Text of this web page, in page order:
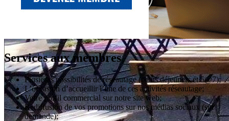
Services aux membres
Plusieurs possibilités de réseautage (petits déjeuners et 5@7);
L’occasion d’accueillir l’une de ces activités réseautage;
Votre profil commercial sur notre site web;
Rediffusion de vos promotions sur nos médias sociaux (sur
demande);